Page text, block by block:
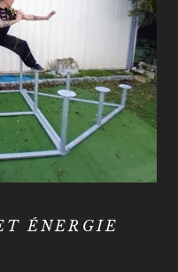
ÉNERGIE